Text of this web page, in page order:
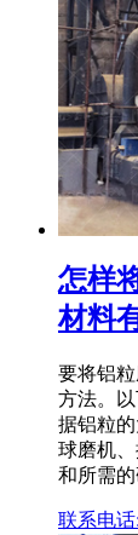
怎样
材料
要将铝
方法。
据铝粒
球磨机
和所需
联系电话